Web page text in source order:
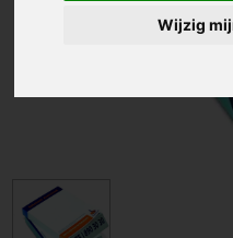
Wijzig